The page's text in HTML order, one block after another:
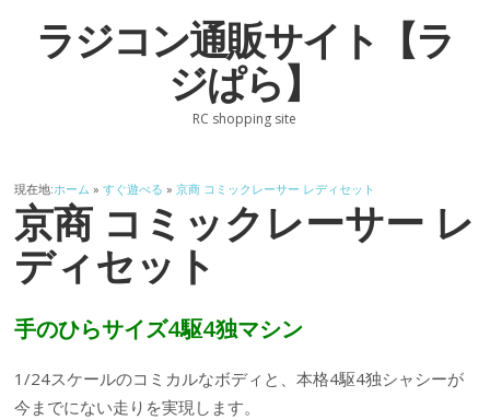
ラジコン通販サイト【ラ
ジぱら】
RC shopping site
現在地:ホーム »すぐ遊べる »京商 コミックレーサー レディセット
京商 コミックレーサー レ
ディセット
手のひらサイズ4駆4独マシン
1/24スケールのコミカルなボディと、本格4駆4独シャシーが
今までにない走りを実現します。